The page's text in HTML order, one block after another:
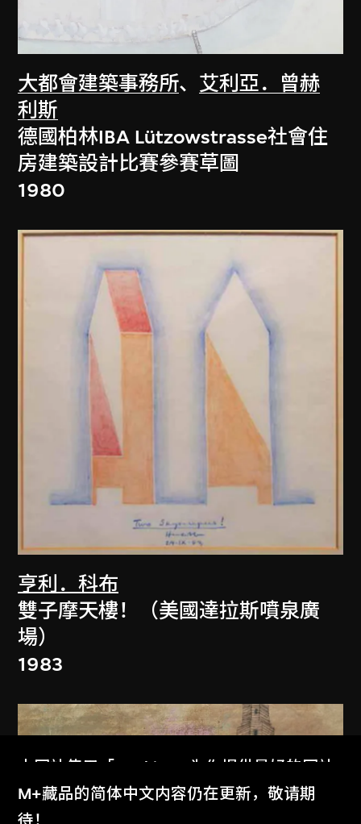
大都會建築事務所、 艾利亞．曾赫
利斯
德國柏林IBA Lützowstrasse社會住
房建築設計比賽參賽草圖
1980
亨利．科布
雙子摩天樓！（美國達拉斯噴泉廣
場）
1983
本网站使用「Cookies」为你提供最好的网站
体验。
了解更多
M+藏品的简体中文内容仍在更新，敬请期
待！